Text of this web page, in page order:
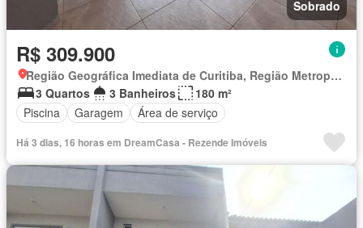
Sobrado
R$ 309.900
Região Geográfica Imediata de Curitiba, Região Metropolitana de Curitiba
3 Quartos
3 Banheiros
180 m²
Piscina
Garagem Área de serviço
Há 3 dias, 16 horas em DreamCasa - Rezende Imóveis